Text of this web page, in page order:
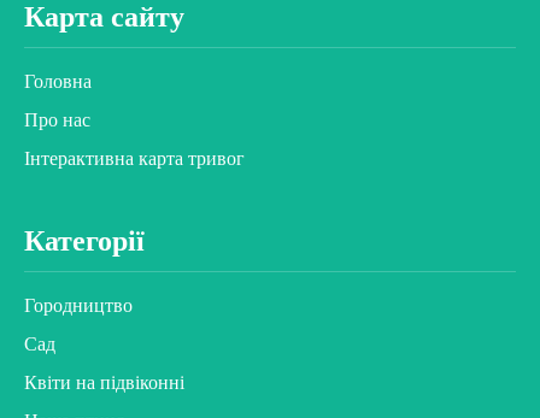
Карта сайту
Головна
Про нас
Інтерактивна карта тривог
Категорії
Городництво
Сад
Квіти на підвіконні